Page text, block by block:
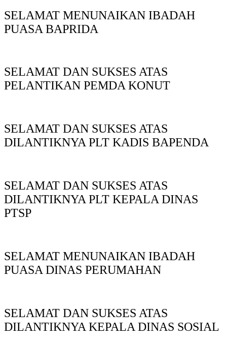
SELAMAT MENUNAIKAN IBADAH
PUASA BAPRIDA
SELAMAT DAN SUKSES ATAS
PELANTIKAN PEMDA KONUT
SELAMAT DAN SUKSES ATAS
DILANTIKNYA PLT KADIS BAPENDA
SELAMAT DAN SUKSES ATAS
DILANTIKNYA PLT KEPALA DINAS
PTSP
SELAMAT MENUNAIKAN IBADAH
PUASA DINAS PERUMAHAN
SELAMAT DAN SUKSES ATAS
DILANTIKNYA KEPALA DINAS SOSIAL